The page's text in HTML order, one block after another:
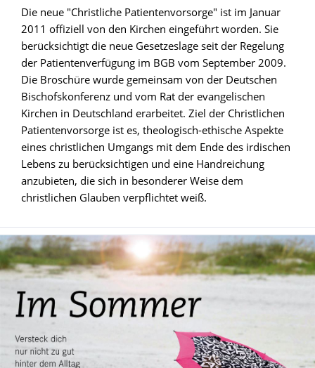
Die neue "Christliche Patientenvorsorge" ist im Januar
2011 offiziell von den Kirchen eingeführt worden. Sie
berücksichtigt die neue Gesetzeslage seit der Regelung
der Patientenverfügung im BGB vom September 2009.
Die Broschüre wurde gemeinsam von der Deutschen
Bischofskonferenz und vom Rat der evangelischen
Kirchen in Deutschland erarbeitet. Ziel der Christlichen
Patientenvorsorge ist es, theologisch-ethische Aspekte
eines christlichen Umgangs mit dem Ende des irdischen
Lebens zu berücksichtigen und eine Handreichung
anzubieten, die sich in besonderer Weise dem
christlichen Glauben verpflichtet weiß.